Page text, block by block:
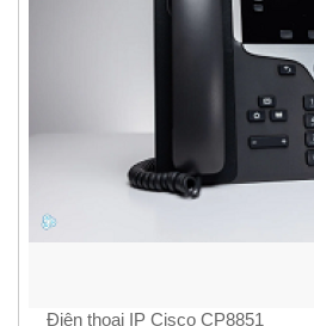
Điện thoại IP Cisco CP8851